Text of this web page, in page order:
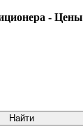
- Цены
Найти